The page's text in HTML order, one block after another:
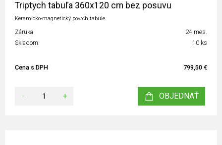
Triptych tabuľa 360x120 cm bez posuvu
Keramicko-magnetický povrch tabule
Záruka
24 mes.
Skladom
10 ks
Cena s DPH 799,50 €
- + OBJEDNAŤ